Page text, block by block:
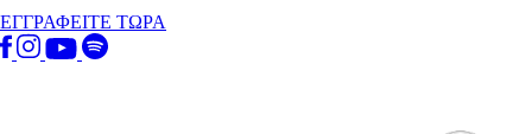
ΕΓΓΡΑΦΕΙΤΕ ΤΩΡΑ